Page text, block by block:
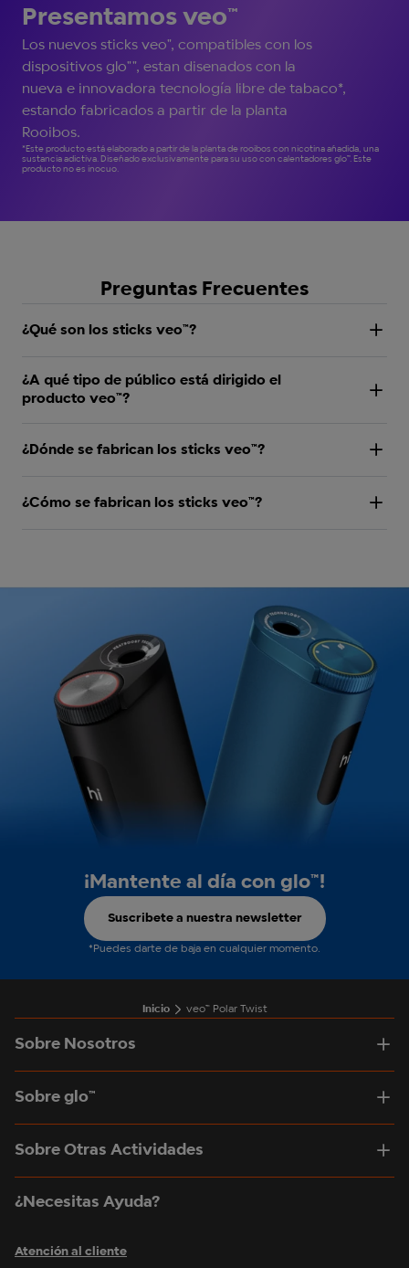
Presentamos veo™
Los nuevos sticks veo", compatibles con los
dispositivos glo"", estan disenados con la
nueva e innovadora tecnología libre de tabaco*,
estando fabricados a partir de la planta
Rooibos.
*Este producto está elaborado a partir de la planta de rooibos con nicotina añadida, una
sustancia adictiva. Diseñado exclusivamente para su uso con calentadores glo™. Este
producto no es inocuo.
Preguntas Frecuentes
¿Qué son los sticks veo™?
¿A qué tipo de público está dirigido el
producto veo™?
¿Dónde se fabrican los sticks veo™?
¿Cómo se fabrican los sticks veo™?
¡Mantente al día con glo™!
Suscribete a nuestra newsletter
*Puedes darte de baja en cualquier momento.
Inicio veo™ Polar Twist
Sobre Nosotros
Sobre glo™
Sobre Otras Actividades
¿Necesitas Ayuda?
Atención al cliente